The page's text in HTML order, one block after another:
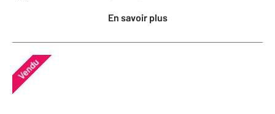
En savoir plus
Vendu